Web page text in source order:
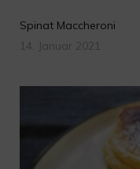
Spinat Maccheroni
14. Januar 2021